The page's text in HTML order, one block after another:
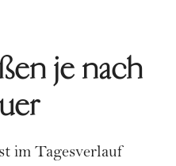
je nach
im Tagesverlauf